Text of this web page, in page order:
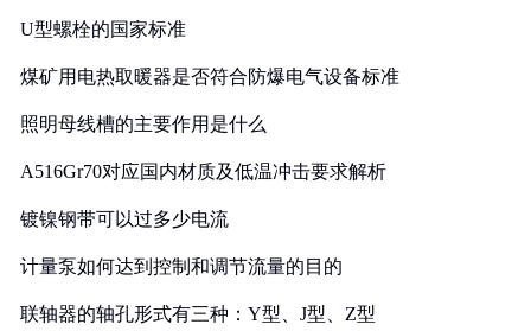
U型螺栓的国家标准
煤矿用电热取暖器是否符合防爆电气设备标准
照明母线槽的主要作用是什么
A516Gr70对应国内材质及低温冲击要求解析
镀镍钢带可以过多少电流
计量泵如何达到控制和调节流量的目的
联轴器的轴孔形式有三种：Y型、J型、Z型